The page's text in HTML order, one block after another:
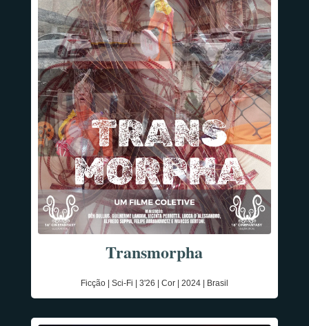
Transmorpha
Ficção | Sci-Fi | 3'26 | Cor | 2024 | Brasil